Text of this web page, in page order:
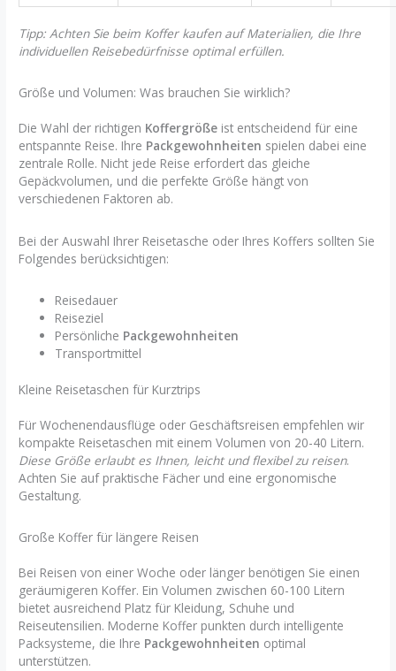
Tipp: Achten Sie beim Koffer kaufen auf Materialien, die Ihre
individuellen Reisebedürfnisse optimal erfüllen.
Größe und Volumen: Was brauchen Sie wirklich?
Die Wahl der richtigen Koffergröße ist entscheidend für eine
entspannte Reise. Ihre Packgewohnheiten spielen dabei eine
zentrale Rolle. Nicht jede Reise erfordert das gleiche
Gepäckvolumen, und die perfekte Größe hängt von
verschiedenen Faktoren ab.
Bei der Auswahl Ihrer Reisetasche oder Ihres Koffers sollten Sie
Folgendes berücksichtigen:
Reisedauer
Reiseziel
Persönliche Packgewohnheiten
Transportmittel
Kleine Reisetaschen für Kurztrips
Für Wochenendausflüge oder Geschäftsreisen empfehlen wir
kompakte Reisetaschen mit einem Volumen von 20-40 Litern.
Diese Größe erlaubt es Ihnen, leicht und flexibel zu reisen.
Achten Sie auf praktische Fächer und eine ergonomische
Gestaltung.
Große Koffer für längere Reisen
Bei Reisen von einer Woche oder länger benötigen Sie einen
geräumigeren Koffer. Ein Volumen zwischen 60-100 Litern
bietet ausreichend Platz für Kleidung, Schuhe und
Reiseutensilien. Moderne Koffer punkten durch intelligente
Packsysteme, die Ihre Packgewohnheiten optimal
unterstützen.